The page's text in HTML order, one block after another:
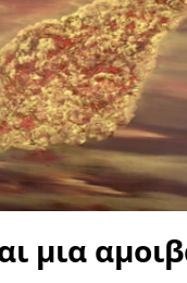
μια